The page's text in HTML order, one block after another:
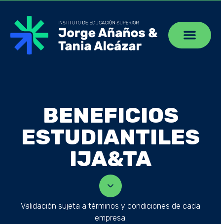
BENEFICIOS
ESTUDIANTILES
IJA&TA
Validación sujeta a términos y condiciones de cada
empresa.